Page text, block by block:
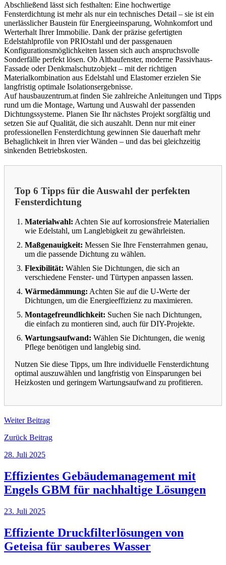
Abschließend lässt sich festhalten: Eine hochwertige
Fensterdichtung ist mehr als nur ein technisches Detail – sie ist ein
unerlässlicher Baustein für Energieeinsparung, Wohnkomfort und
Werterhalt Ihrer Immobilie. Dank der präzise gefertigten
Edelstahlprofile von PRIOstahl und der passgenauen
Konfigurationsmöglichkeiten lassen sich auch anspruchsvolle
Sonderfälle perfekt lösen. Ob Altbaufenster, moderne Passivhaus-
Fassade oder Denkmalschutzobjekt – mit der richtigen
Materialkombination aus Edelstahl und Elastomer erzielen Sie
langfristig optimale Isolationsergebnisse.
Auf hausbauzentrum.at finden Sie zahlreiche Anleitungen und Tipps
rund um die Montage, Wartung und Auswahl der passenden
Dichtungssysteme. Planen Sie Ihr nächstes Projekt sorgfältig und
setzen Sie auf Qualität, die sich auszahlt. Denn nur mit einer
professionellen Fensterdichtung gewinnen Sie dauerhaft mehr
Behaglichkeit in Ihren vier Wänden – und das bei gleichzeitig
sinkenden Betriebskosten.
Top 6 Tipps für die Auswahl der perfekten
Fensterdichtung
Materialwahl: Achten Sie auf korrosionsfreie Materialien
wie Edelstahl, um Langlebigkeit zu gewährleisten.
Maßgenauigkeit: Messen Sie Ihre Fensterrahmen genau,
um die passende Dichtung zu wählen.
Flexibilität: Wählen Sie Dichtungen, die sich an
verschiedene Fenster- und Türtypen anpassen lassen.
Wärmedämmung: Achten Sie auf die U-Werte der
Dichtungen, um die Energieeffizienz zu maximieren.
Montagefreundlichkeit: Suchen Sie nach Dichtungen,
die einfach zu montieren sind, auch für DIY-Projekte.
Wartungsaufwand: Wählen Sie Dichtungen, die wenig
Pflege benötigen und langlebig sind.
Nutzen Sie diese Tipps, um Ihre individuelle Fensterdichtung
optimal auszuwählen und langfristig von Einsparungen bei
Heizkosten und geringem Wartungsaufwand zu profitieren.
WeiterBeitrag
Zurück Beitrag
28. Juli 2025
Effizientes Gebäudemanagement mit
Engels GBM für nachhaltige Lösungen
23. Juli 2025
Effiziente Druckfilterlösungen von
Geteisa für sauberes Wasser